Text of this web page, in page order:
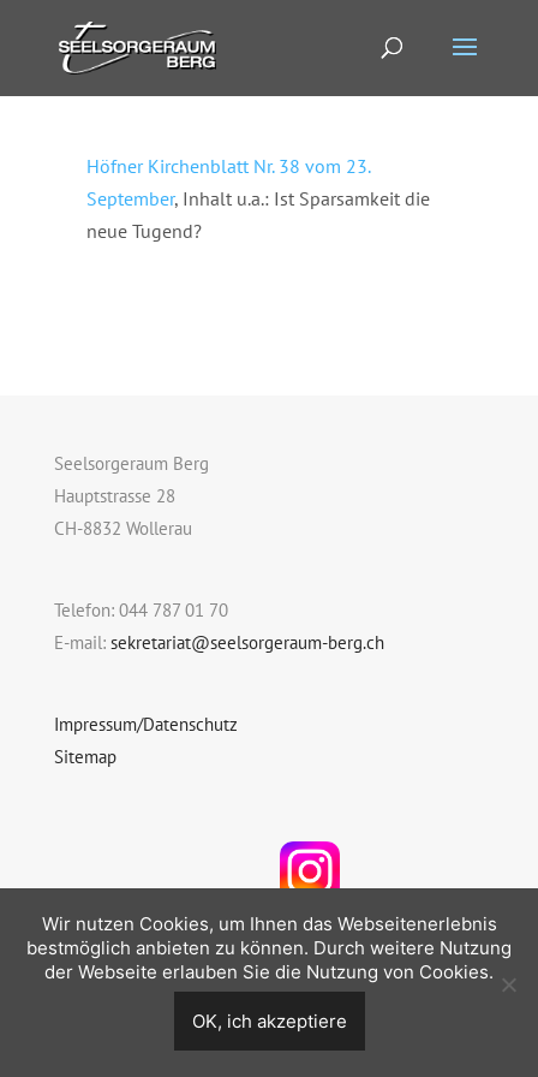
Höfner Kirchenblatt Nr. 38 vom 23.
September, Inhalt u.a.: Ist Sparsamkeit die
neue Tugend?
Seelsorgeraum Berg
Hauptstrasse 28
CH-8832 Wollerau
Telefon: 044 787 01 70
E-mail: sekretariat@seelsorgeraum-berg.ch
Impressum/Datenschutz
Sitemap
Folgen Sie uns auf Instagram
© 2026 Seelsorgeraum Berg
Wir nutzen Cookies, um Ihnen das Webseitenerlebnis
bestmöglich anbieten zu können. Durch weitere Nutzung
der Webseite erlauben Sie die Nutzung von Cookies.
OK, ich akzeptiere